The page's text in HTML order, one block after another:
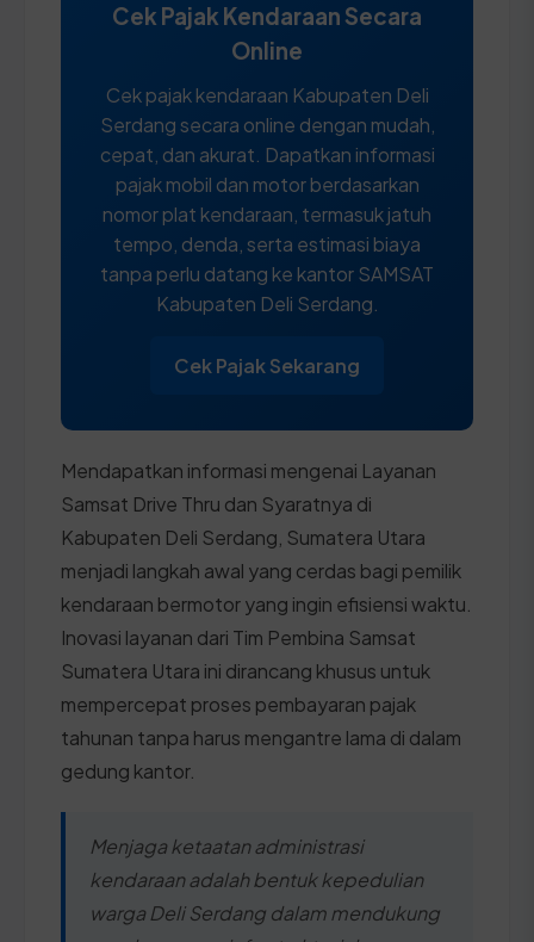
Cek Pajak Kendaraan Secara
Online
Cek pajak kendaraan Kabupaten Deli
Serdang secara online dengan mudah,
cepat, dan akurat. Dapatkan informasi
pajak mobil dan motor berdasarkan
nomor plat kendaraan, termasuk jatuh
tempo, denda, serta estimasi biaya
tanpa perlu datang ke kantor SAMSAT
Kabupaten Deli Serdang.
Cek Pajak Sekarang
Mendapatkan informasi mengenai Layanan
Samsat Drive Thru dan Syaratnya di
Kabupaten Deli Serdang, Sumatera Utara
menjadi langkah awal yang cerdas bagi pemilik
kendaraan bermotor yang ingin efisiensi waktu.
Inovasi layanan dari Tim Pembina Samsat
Sumatera Utara ini dirancang khusus untuk
mempercepat proses pembayaran pajak
tahunan tanpa harus mengantre lama di dalam
gedung kantor.
Menjaga ketaatan administrasi
kendaraan adalah bentuk kepedulian
warga Deli Serdang dalam mendukung